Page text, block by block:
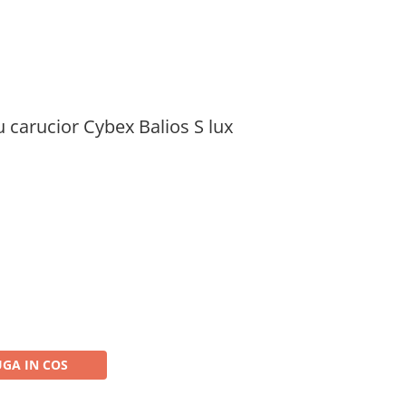
Cybex Balios S lux
IN COS